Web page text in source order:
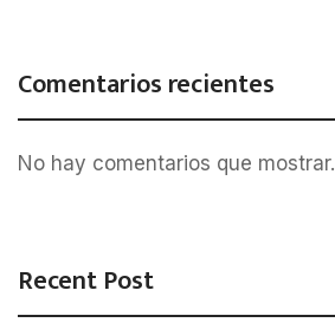
Comentarios recientes
No hay comentarios que mostrar.
Recent Post